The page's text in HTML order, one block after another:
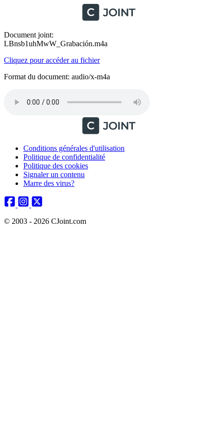
Document joint:
LBnsb1uhMwW_Grabación.m4a
Cliquez pour accéder au fichier
Format du document: audio/x-m4a
Conditions générales d'utilisation
Politique de confidentialité
Politique des cookies
Signaler un contenu
Marre des virus?
© 2003 - 2026 CJoint.com